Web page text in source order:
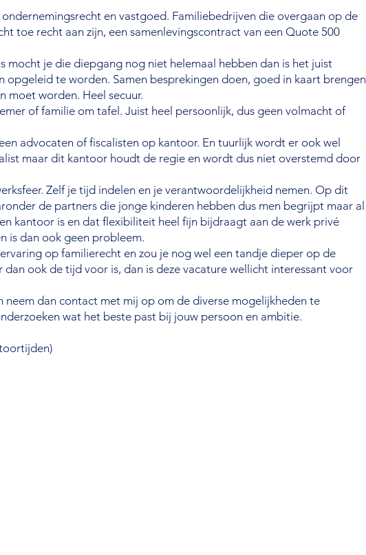
en vastgoed. Familiebedrijven die overgaan op de
toe recht aan zijn, een samenlevingscontract van een Quote 500
mocht je die diepgang nog niet helemaal hebben dan is het juist
opgeleid te worden. Samen besprekingen doen, goed in kaart brengen
moet worden. Heel secuur.
of familie om tafel. Juist heel persoonlijk, dus geen volmacht of
advocaten of fiscalisten op kantoor. En tuurlijk wordt er ook wel
maar dit kantoor houdt de regie en wordt dus niet overstemd door
Zelf je tijd indelen en je verantwoordelijkheid nemen. Op dit
de partners die jonge kinderen hebben dus men begrijpt maar al
kantoor is en dat flexibiliteit heel fijn bijdraagt aan de werk privé
is dan ook geen probleem.
op familierecht en zou je nog wel een tandje dieper op de
ook de tijd voor is, dan is deze vacature wellicht interessant voor
neem dan contact met mij op om de diverse mogelijkheden te
wat het beste past bij jouw persoon en ambitie.